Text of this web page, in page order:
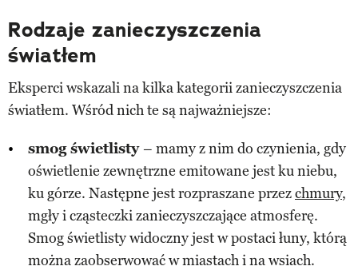
Rodzaje zanieczyszczenia
światłem
Eksperci wskazali na kilka kategorii zanieczyszczenia
światłem. Wśród nich te są najważniejsze:
smog świetlisty– mamy z nim do czynienia, gdy
oświetlenie zewnętrzne emitowane jest ku niebu,
ku górze. Następne jest rozpraszane przezchmury,
mgły i cząsteczki zanieczyszczające atmosferę.
Smog świetlisty widoczny jest w postaci łuny, którą
można zaobserwować w miastach i na wsiach.